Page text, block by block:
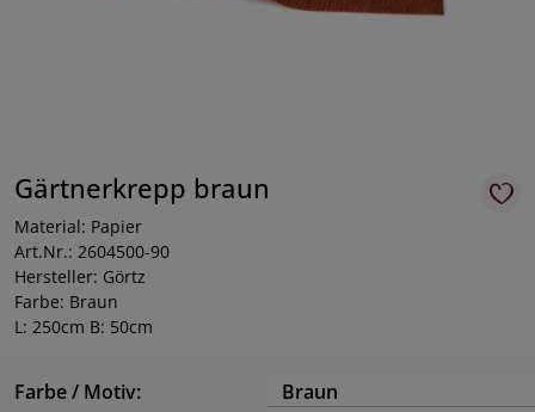
Gärtnerkrepp braun
Material: Papier
Art.Nr.: 2604500-90
Hersteller: Görtz
Farbe: Braun
L: 250cm B: 50cm
Farbe / Motiv: Braun